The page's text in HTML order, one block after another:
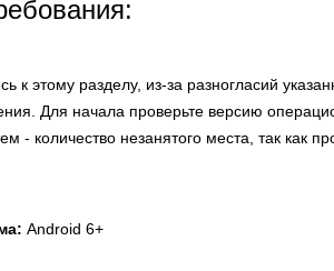
к этому разделу, из-за разногласий
Для начала проверьте версию
- количество незанятого места, так как
Android 6+